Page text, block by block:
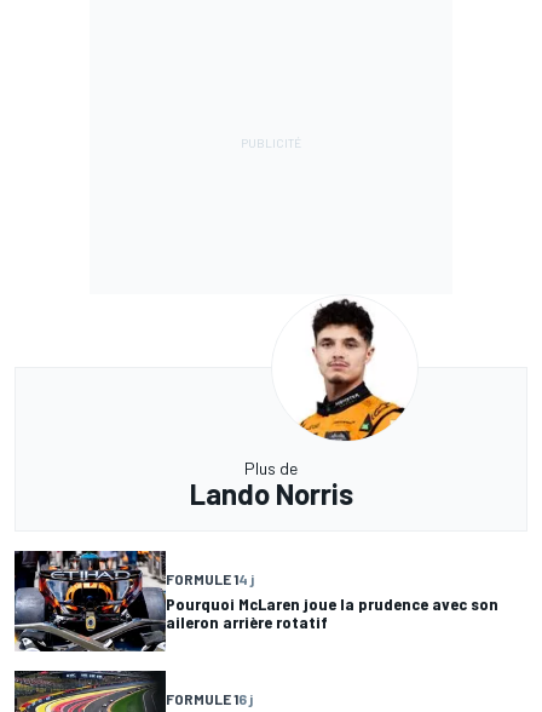
Plus de
Lando Norris
FORMULE 14 j
Pourquoi McLaren joue la prudence avec son
aileron arrière rotatif
FORMULE 16 j